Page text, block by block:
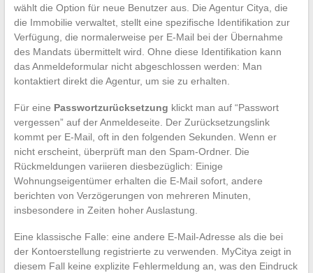
wählt die Option für neue Benutzer aus. Die Agentur Citya, die
die Immobilie verwaltet, stellt eine spezifische Identifikation zur
Verfügung, die normalerweise per E-Mail bei der Übernahme
des Mandats übermittelt wird. Ohne diese Identifikation kann
das Anmeldeformular nicht abgeschlossen werden: Man
kontaktiert direkt die Agentur, um sie zu erhalten.
Für eine Passwortzurücksetzung klickt man auf “Passwort
vergessen” auf der Anmeldeseite. Der Zurücksetzungslink
kommt per E-Mail, oft in den folgenden Sekunden. Wenn er
nicht erscheint, überprüft man den Spam-Ordner. Die
Rückmeldungen variieren diesbezüglich: Einige
Wohnungseigentümer erhalten die E-Mail sofort, andere
berichten von Verzögerungen von mehreren Minuten,
insbesondere in Zeiten hoher Auslastung.
Eine klassische Falle: eine andere E-Mail-Adresse als die bei
der Kontoerstellung registrierte zu verwenden. MyCitya zeigt in
diesem Fall keine explizite Fehlermeldung an, was den Eindruck